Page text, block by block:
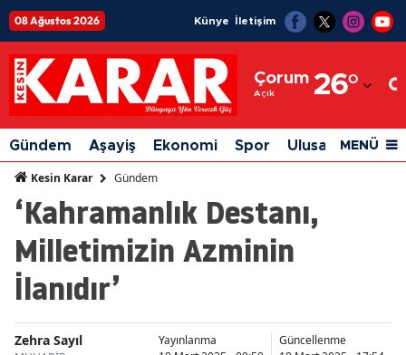
08 Ağustos 2026 Künye İletişim
Çorum
Açık 26°
Adıyaman
Afyonkarahisar
Ağrı
Amasya
Ankara
Aydın
Gündem Aşayiş Ekonomi Spor Ulusal Siyaset
MENÜ
Kesin Karar Gündem
‘Kahramanlık Destanı,
Milletimizin Azminin
İlanıdır’
Zehra Sayıl
Yayınlanma
Güncellenme